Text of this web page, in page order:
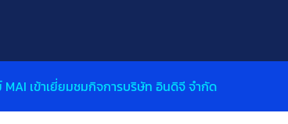
เข้าเยี่ยมชมกิจการบริษัท อินดิจี จำกัด